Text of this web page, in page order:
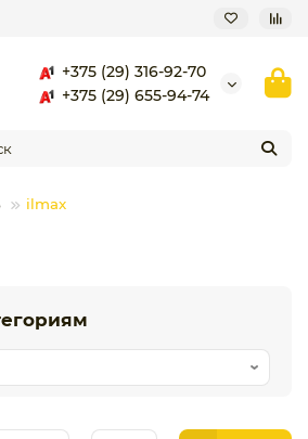
+375 (29) 316-92-70
+375 (29) 655-94-74
ilmax